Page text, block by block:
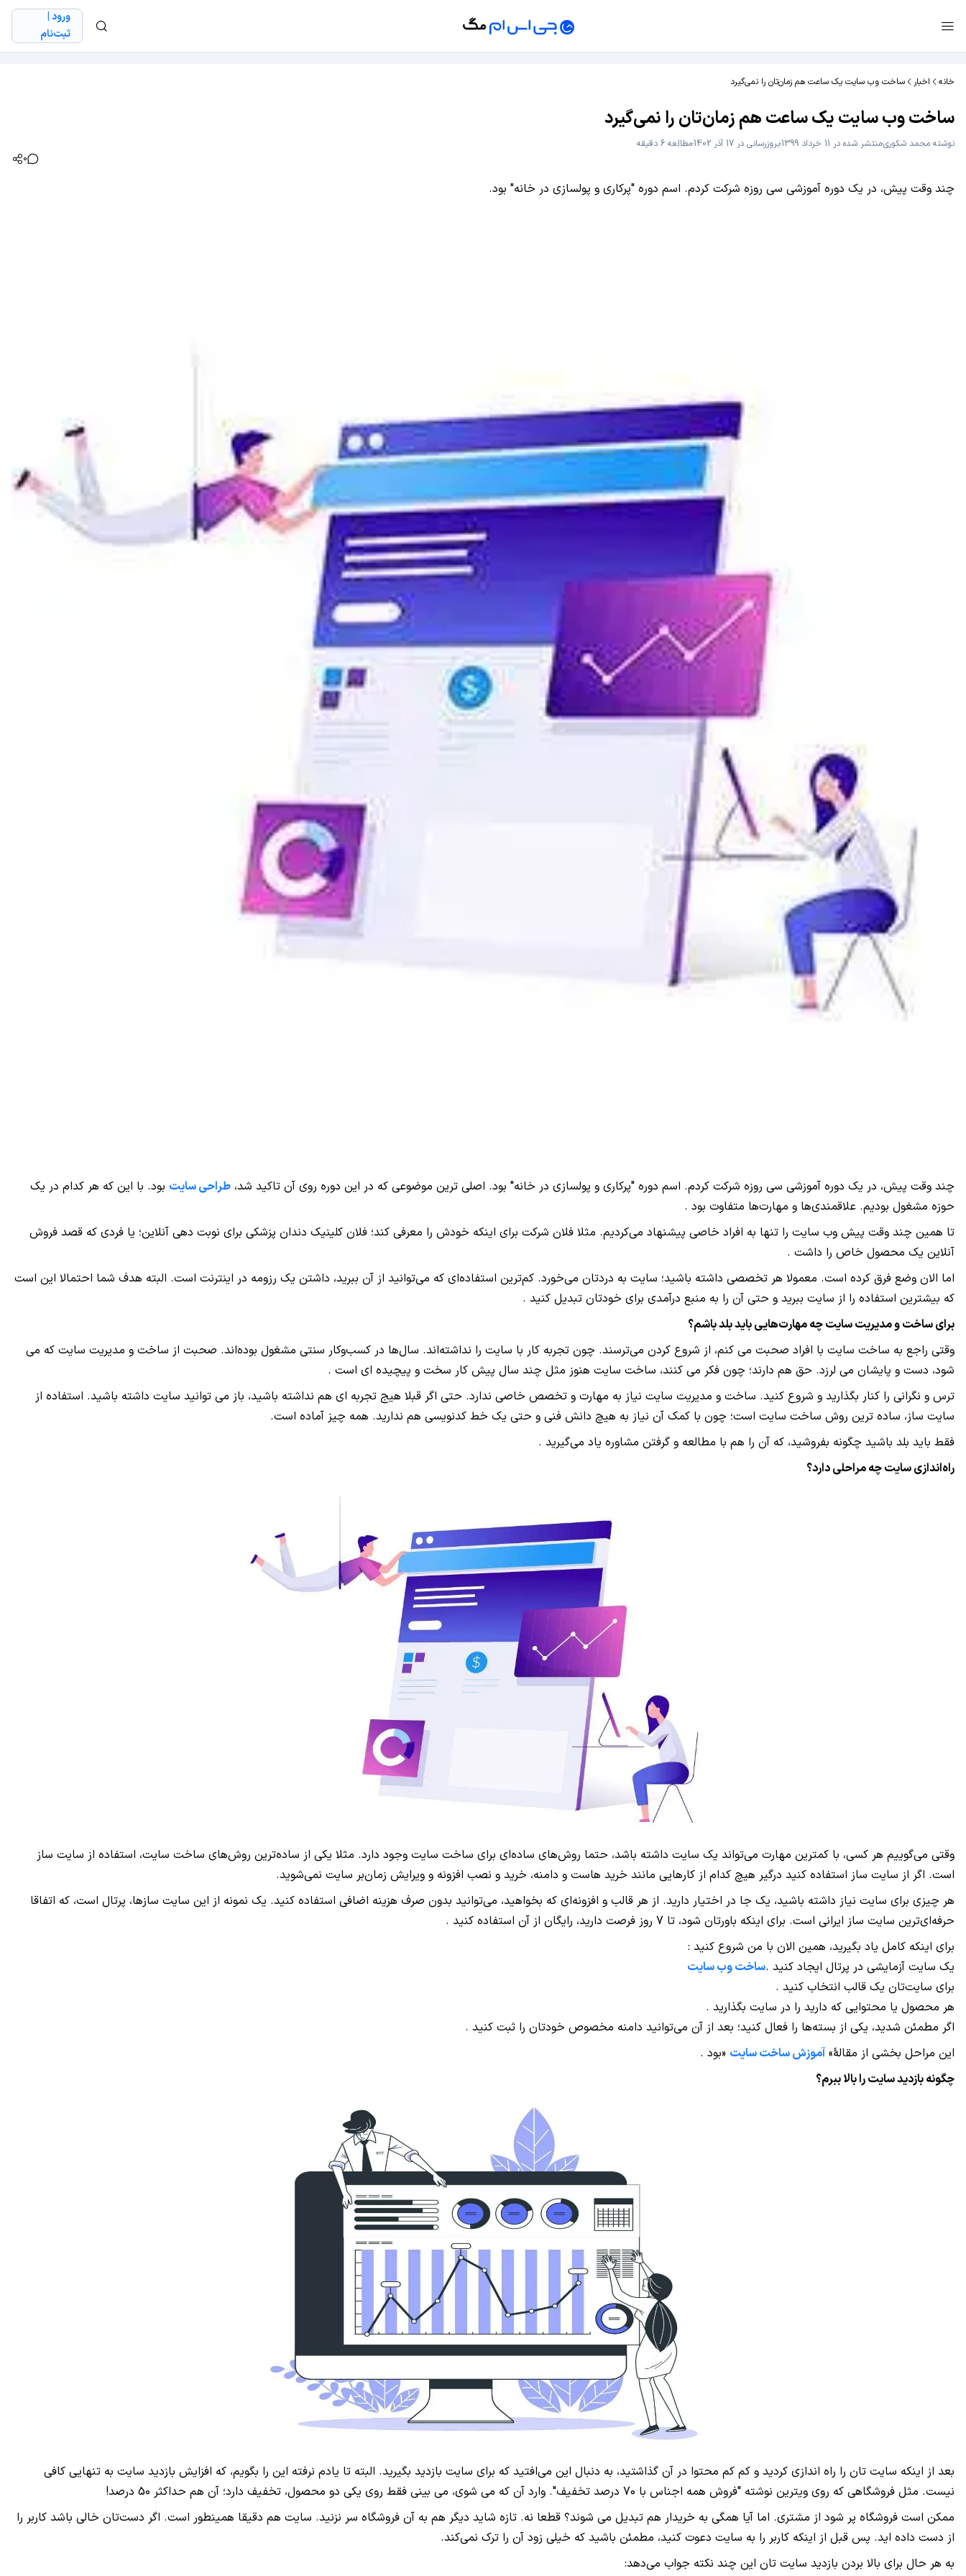
ورود |
ثبت‌نام
خانه اخبار ساخت وب سایت یک ساعت هم زمان‌تان را نمی‌گیرد
ساخت وب سایت یک ساعت هم زمان‌تان را نمی‌گیرد
نوشته محمد شکوریمنتشر شده در 11 خرداد 1399 بروزرسانی در 17 آذر 1402
مطالعه 6 دقیقه
0
چند وقت پیش، در یک دوره آموزشی سی روزه شرکت کردم. اسم دوره "پرکاری و پولسازی در خانه" بود.
چند وقت پیش، در یک دوره آموزشی سی روزه شرکت کردم. اسم دوره "پرکاری و پولسازی در خانه" بود. اصلی ترین موضوعی که در این دوره روی آن تاکید شد، طراحی سایت بود. با این که هر کدام‌ در یک
حوزه مشغول بودیم. علاقمندی‌ها و مهارت‌ها متفاوت بود .
تا همین چند وقت پیش وب سایت را تنها به افراد خاصی پیشنهاد می‌کردیم. مثلا فلان شرکت برای اینکه خودش را معرفی کند؛ فلان کلینیک دندان پزشکی برای نوبت دهی آنلاین؛ یا فردی که قصد فروش
آنلاین یک محصول خاص را داشت .
اما الان وضع فرق کرده است. معمولا هر تخصصی داشته باشید؛ سایت به دردتان می‌خورد. کم‌ترین استفاده‌ای که می‌توانید از آن ببرید، داشتن یک رزومه در اینترنت است. البته هدف شما احتمالا این است
که بیشترین استفاده را از سایت ببرید و حتی آن را به منبع درآمدی برای خودتان تبدیل کنید .
برای ساخت و مدیریت سایت چه مهارت‌هایی باید بلد باشم؟
وقتی راجع به ساخت سایت با افراد صحبت می کنم، از شروع کردن می‌ترسند. چون تجربه کار با سایت را نداشته‌اند. سال‌ها در کسب‌و‌کار سنتی مشغول بوده‌اند. صحبت از ساخت و مدیریت سایت که می
شود، دست و پایشان می لرزد. حق هم دارند؛ چون فکر می کنند، ساخت سایت هنوز مثل چند سال پیش کار سخت و پیچیده ای است .
ترس و نگرانی را کنار بگذارید و شروع کنید. ساخت و مدیریت سایت نیاز به مهارت و تخصص خاصی ندارد. حتی اگر قبلا هیج تجربه ای هم نداشته باشید، باز می توانید سایت داشته باشید. استفاده از
سایت ساز، ساده ترین روش ساخت سایت است؛ چون با کمک آن نیاز به هیچ دانش فنی و حتی یک خط کدنویسی هم ندارید. همه چیز آماده است.
فقط باید بلد باشید چگونه بفروشید، که آن را هم با مطالعه و گرفتن مشاوره یاد می‌گیرید .
راه‌اندازی سایت چه مراحلی دارد؟
وقتی می‌گوییم هر کسی، با کمترین مهارت می‌تواند یک سایت داشته باشد، حتما روش‌های ساده‌ای برای ساخت سایت وجود دارد. مثلا یکی از ساده‌ترین روش‌های ساخت سایت، استفاده از سایت ساز
است. اگر از سایت ساز استفاده کنید درگیر هیچ کدام از کارهایی مانند خرید هاست و دامنه، خرید و نصب افزونه و ویرایش زمان‌بر سایت نمی‌شوید.
هر چیزی برای سایت نیاز داشته باشید، یک جا در اختیار دارید. از هر قالب و افزونه‌ای که بخواهید، می‌توانید بدون صرف هزینه اضافی استفاده کنید. یک نمونه از این سایت سازها، پرتال است، که اتفاقا
حرفه‌ای‌ترین سایت ساز ایرانی است. برای اینکه باورتان شود، تا 7 روز فرصت دارید، رایگان از آن استفاده کنید
.
برای اینکه کامل یاد بگیرید، همین الان با من شروع کنید :
یک سایت آزمایشی در پرتال ایجاد کنید .ساخت وب سایت
برای سایت‌تان یک قالب انتخاب کنید .
هر محصول یا محتوایی که دارید را در سایت بگذارید .
اگر مطمئن شدید، یکی از بسته‌ها را فعال کنید؛ بعد از آن می‌توانید دامنه مخصوص خودتان را ثبت کنید .
این مراحل بخشی از مقالۀ« آموزش ساخت سایت »بود .
چگونه بازدید سایت را بالا ببرم؟
بعد از اینکه سایت تان را راه اندازی کردید و کم کم محتوا در آن گذاشتید، به دنبال این می‌افتید که برای سایت بازدید بگیرید. البته تا یادم نرفته این را بگویم، که افزایش بازدید سایت به تنهایی کافی
نیست. مثل فروشگاهی که روی ویترین نوشته "فروش همه اجناس با 70 درصد تخفیف". وارد آن که می شوی، می بینی فقط روی یکی دو محصول، تخفیف دارد؛ آن هم حداکثر 50 درصد
!
ممکن است فروشگاه پر شود از مشتری. اما آیا همگی به خریدار هم تبدیل می شوند؟ قطعا نه. تازه شاید دیگر هم به آن فروشگاه سر نزنید. سایت هم دقیقا همینطور است. اگر دست‌تان خالی باشد کاربر را
از دست داده اید. پس قبل از اینکه کاربر را به سایت دعوت کنید، مطمئن باشید که خیلی زود آن را ترک نمی‌کند.
به هر حال برای بالا بردن بازدید سایت تان این چند نکته جواب می‌دهد: